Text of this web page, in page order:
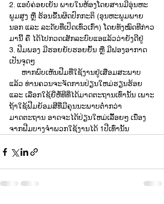
2. ແອບໍ່ຄ່ອຍເຍັນ ພາຍໃນຫ້ອງໂດຍສານມີອຸ່ນຫະ
ພູມສູງ ຫຼື ຮ້ອນຂື້ນຜິດປົກກະຕິ (ອຸນຫະພູມພາຍ
ນອກ ແລະ ລະດັບທີ່ເປິດເທົ່ວເກົ່າ) ໂດຍທັງໝົດທີກ່າວ
ມານີ້ ຄື ໄດ້ໄປກວດເສັກລະບົບແອແລ້ວວ່າຍັງດີຢູ່
3.​ ຟີມພອງ ມີຮອຍຍັບຮອຍຍົ້ນ ຫຼື ມີຟອງອາກາດ
ເປັນຈຸດໆ
ແລ້ວ ທ່ານຄວນຈະຈັດການປ່ຽນໃຫມ່ຮຽນຮ້ອຍ
ແລະ ເລືອກໃຊ້ຍີ່ຫໍ້ທີທີ່ໄດ້ມາດຕະຖານເທົ່ານັ້ນ ເພາະ
ຖ້າໃຊ້ຟີມຍ້ອມສີທີ່ມີຄຸນນະພາບຕໍ່າກວ່າ
ມາດຕະຖານ ອາດຈະໄດ້ປ່ຽນໃຫມ່ເລື້ອຍໆ ເນື່ອງ
ຈາກຟີມບາງຈໍາພວກໃຊ້ງານໄດ້ 1ປີເທົ່ານັ້ນ